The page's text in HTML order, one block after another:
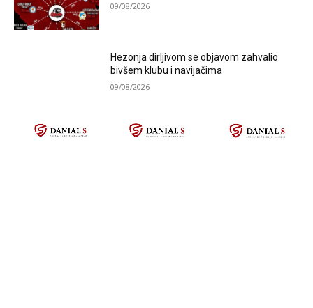
09/08/2026
Hezonja dirljivom se objavom zahvalio
bivšem klubu i navijačima
09/08/2026